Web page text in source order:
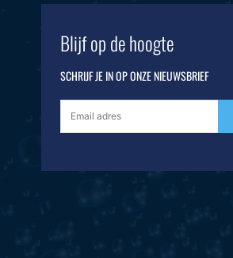
Blijf op de hoogte
SCHRIJF JE IN OP ONZE NIEUWSBRIEF